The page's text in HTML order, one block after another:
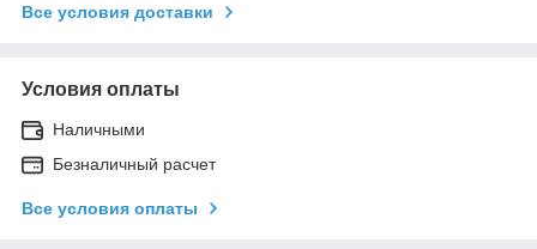
Все условия доставки
Условия оплаты
Наличными
Безналичный расчет
Все условия оплаты